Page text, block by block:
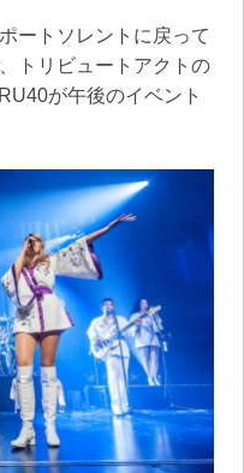
ートソレントに戻って
トリビュートアクトの
が午後のイベント